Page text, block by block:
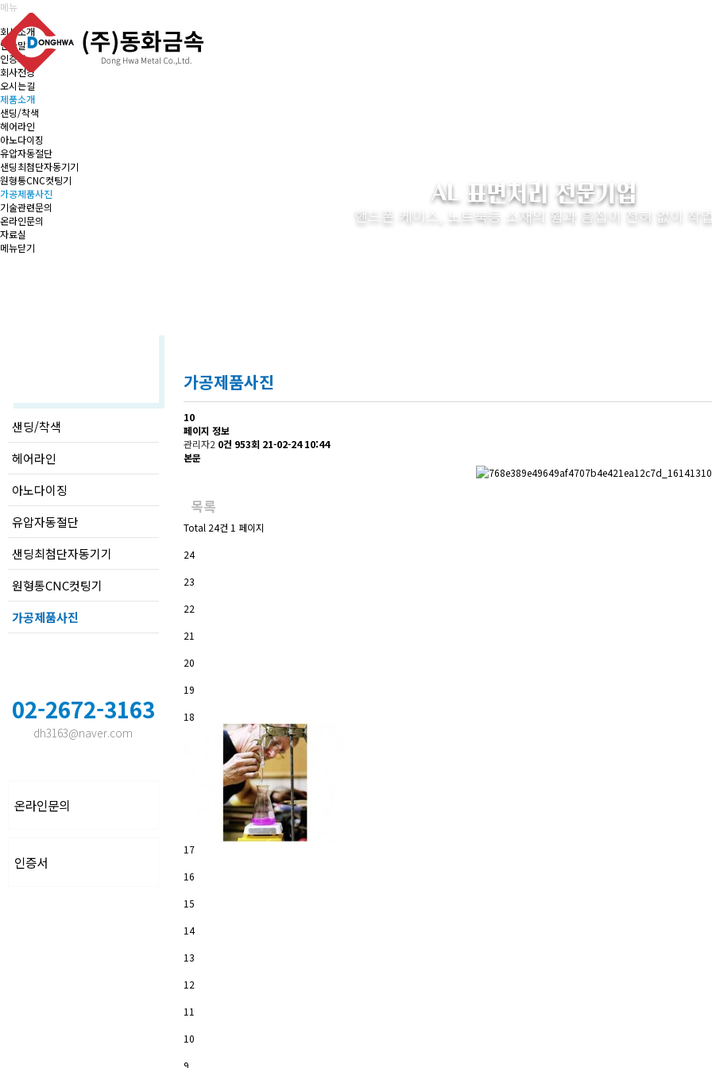
메뉴
회사소개
인사말
인증서
회사전경
오시는길
제품소개
샌딩/착색
헤어라인
아노다이징
유압자동절단
샌딩최첨단자동기기
원형통CNC컷팅기
가공제품사진
기술관련문의
온라인문의
자료실
메뉴닫기
AL 표면처리 전문기업
핸드폰 케이스, 노트북등 소재의 휨과 흠집이 전혀 없이 작업
샌딩/착색
헤어라인
아노다이징
유압자동절단
샌딩최첨단자동기기
원형통CNC컷팅기
가공제품사진
02-2672-3163
dh3163@naver.com
온라인문의
인증서
가공제품사진
10
페이지 정보
관리자2 0건 953회 21-02-24 10:44
본문
목록
Total 24건 1 페이지
24
23
22
21
20
19
18
17
16
15
14
13
12
11
10